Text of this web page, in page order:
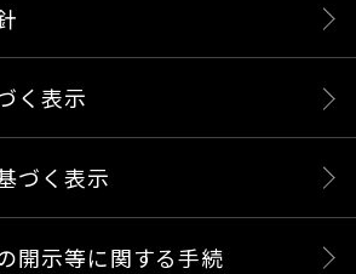
く表示
づく表示
開示等に関する手続